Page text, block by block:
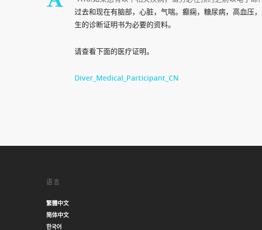
过去和现在有脑部，心脏，气喘。癫痫，糖尿病，高血压
生的诊断证明书为必要的资料。
请查看下面的医疗证明。
Diver_Medical_Participant_CN
语言
繁體中文
简体中文
한국어